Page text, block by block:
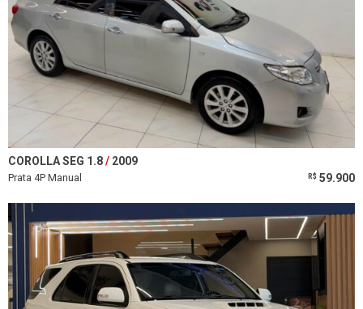
COROLLA SEG 1.8 2009
Prata 4P Manual R$ 59.900